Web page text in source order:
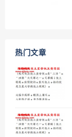
热门文章